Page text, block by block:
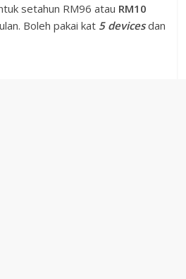
setahun RM96 atau RM10
Boleh pakai kat 5 devicesdan